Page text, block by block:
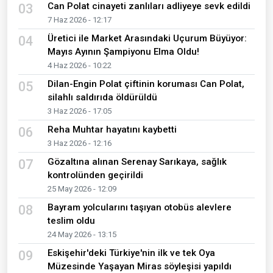
03 Can Polat cinayeti zanlıları adliyeye sevk edildi
7 Haz 2026 - 12:17
04
Üretici ile Market Arasındaki Uçurum Büyüyor:
Mayıs Ayının Şampiyonu Elma Oldu!
4 Haz 2026 - 10:22
05
Dilan-Engin Polat çiftinin koruması Can Polat,
silahlı saldırıda öldürüldü
3 Haz 2026 - 17:05
06 Reha Muhtar hayatını kaybetti
3 Haz 2026 - 12:16
07
Gözaltına alınan Serenay Sarıkaya, sağlık
kontrolünden geçirildi
25 May 2026 - 12:09
08
Bayram yolcularını taşıyan otobüs alevlere
teslim oldu
24 May 2026 - 13:15
09
Eskişehir'deki Türkiye'nin ilk ve tek Oya
Müzesinde Yaşayan Miras söyleşisi yapıldı